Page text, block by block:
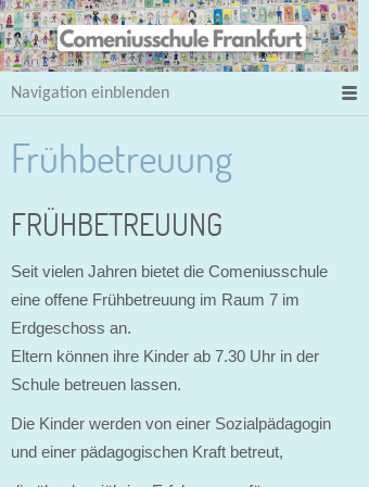
Navigation einblenden
Frühbetreuung
FRÜHBETREUUNG
Seit vielen Jahren bietet die Comeniusschule
eine offene Frühbetreuung im Raum 7 im
Erdgeschoss an.
Eltern können ihre Kinder ab 7.30 Uhr in der
Schule betreuen lassen.
Die Kinder werden von einer Sozialpädagogin
und einer pädagogischen Kraft betreut,